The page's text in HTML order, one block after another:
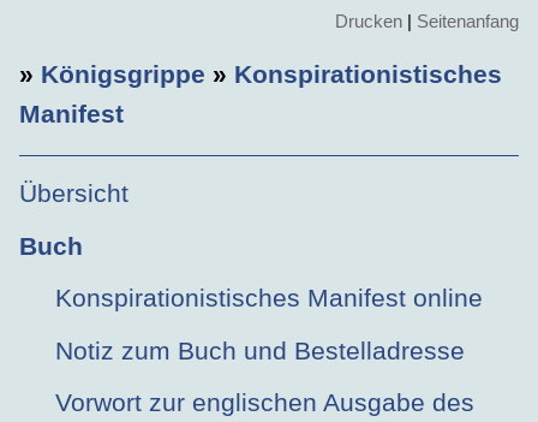
Drucken | Seitenanfang
» Königsgrippe » Konspirationistisches
Manifest
Übersicht
Buch
Konspirationistisches Manifest online
Notiz zum Buch und Bestelladresse
Vorwort zur englischen Ausgabe des